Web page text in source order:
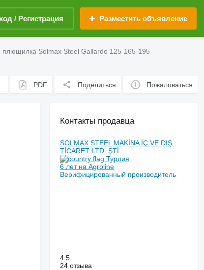
/ Регистрация Разместить объявление
плющилка Solmax Steel Gallardo 125-165-195
PDF Поделиться Пожаловаться
Контакты продавца
SOLMAX STEEL MAKİNA İÇ VE DIŞ
TİCARET LTD. ŞTİ.
Турция
6 лет на Agroline
Верифицированный производитель
4.5
24 отзыва